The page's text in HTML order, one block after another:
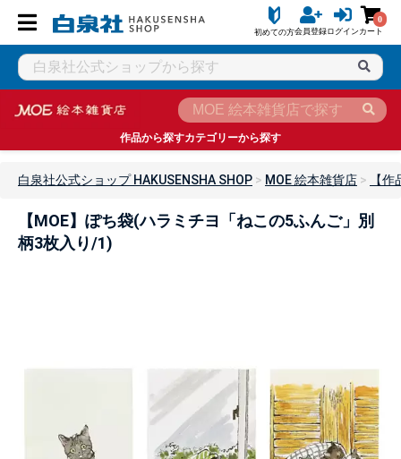
初めての方会員登録ログイン
0
カート
作品から探すカテゴリーから探す
白泉社公式ショップ HAKUSENSHA SHOP MOE 絵本雑貨店 【
【MOE】ぽち袋(ハラミチヨ「ねこの5ふんご」別
柄3枚入り/1)